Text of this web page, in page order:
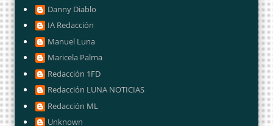
Danny Diablo
IA Redacción
Manuel Luna
Maricela Palma
Redacción 1FD
Redacción LUNA NOTICIAS
Redacción ML
Unknown